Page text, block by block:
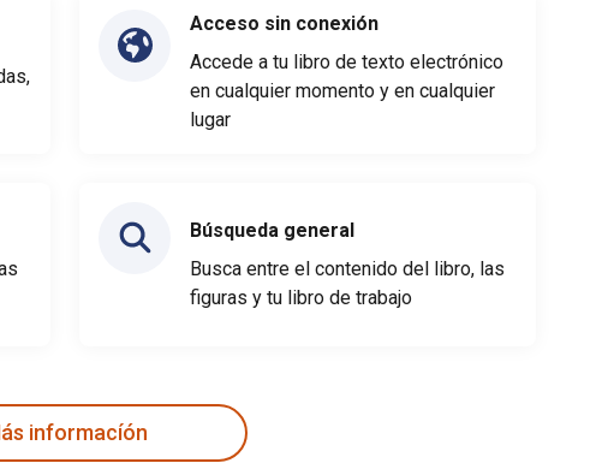
Acceso sin conexión
Accede a tu libro de texto electrónico
en cualquier momento y en cualquier
lugar
Búsqueda general
Busca entre el contenido del libro, las
figuras y tu libro de trabajo
informacíón